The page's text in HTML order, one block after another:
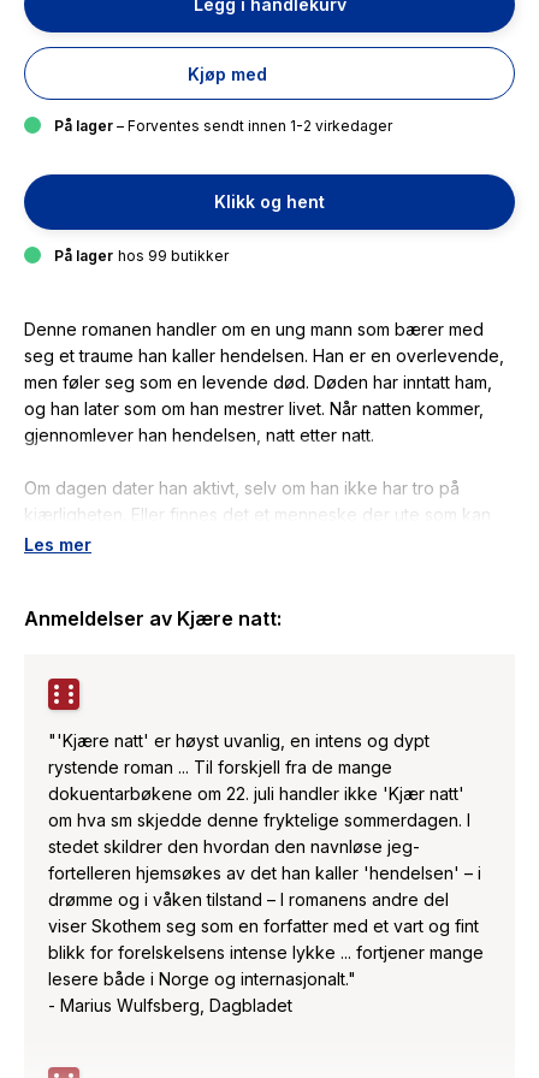
Legg i handlekurv
Kjøp med
På lager – Forventes sendt innen 1-2 virkedager
Klikk og hent
På lager hos 99 butikker
Denne romanen handler om en ung mann som bærer med
seg et traume han kaller hendelsen. Han er en overlevende,
men føler seg som en levende død. Døden har inntatt ham,
og han later som om han mestrer livet. Når natten kommer,
gjennomlever han hendelsen, natt etter natt.
Om dagen dater han aktivt, selv om han ikke har tro på
kjærligheten. Eller finnes det et menneske der ute som kan
holde natten borte?
etter terrorangrepet på Utøya.
Les mer
Anmeldelser av Kjære natt:
"'Kjære natt' er høyst uvanlig, en intens og dypt
rystende roman ... Til forskjell fra de mange
dokuentarbøkene om 22. juli handler ikke 'Kjær natt'
om hva sm skjedde denne fryktelige sommerdagen. I
stedet skildrer den hvordan den navnløse jeg-
fortelleren hjemsøkes av det han kaller 'hendelsen' – i
drømme og i våken tilstand – I romanens andre del
viser Skothem seg som en forfatter med et vart og fint
blikk for forelskelsens intense lykke ... fortjener mange
lesere både i Norge og internasjonalt."
- Marius Wulfsberg, Dagbladet